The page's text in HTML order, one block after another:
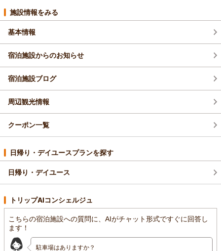
点で行き届かないことがあり大変申し訳ございません。翌朝に
た。一つひとつを見直し改善いたします。
たくさんのお話ができたことに、私にとっても大変貴重な時間
で、勉強にもなりました。本当にありがとうございました。
この先もまだまだ暑い日が続きますが、どうかくれぐれもお身
体にはお気を付けてお過ごし下さいませ。重ね重ね、ご宿泊誠
にありがとうございました。
支配人 洞口剛
施設情報をみる
基本情報
宿泊施設からのお知らせ
宿泊施設ブログ
周辺観光情報
クーポン一覧
日帰り・デイユースプランを探す
日帰り・デイユース
トリップAIコンシェルジュ
こちらの宿泊施設への質問に、AIがチャット形式ですぐに回答し
ます！
駐車場はありますか？